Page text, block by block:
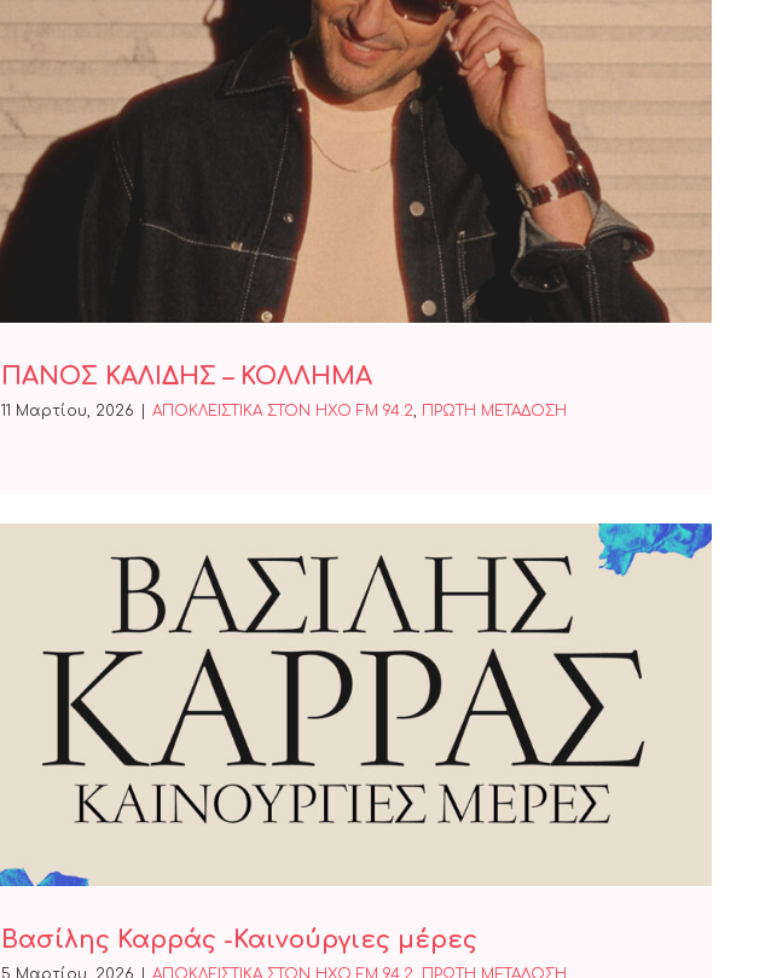
ΠΑΝΟΣ ΚΑΛΙΔΗΣ – ΚΟΛΛΗΜΑ
ΠΑΝΟΣ ΚΑΛΙΔΗΣ – ΚΟΛΛΗΜΑ
11 Μαρτίου, 2026 ΑΠΟΚΛΕΙΣΤΙΚΑ ΣΤΟΝ ΗΧΟ FM 94.2, ΠΡΩΤΗ ΜΕΤΑΔΟΣΗ
Βασίλης Καρράς -Καινούργιες μέρες
Βασίλης Καρράς -Καινούργιες μέρες
5 Μαρτίου, 2026 ΑΠΟΚΛΕΙΣΤΙΚΑ ΣΤΟΝ ΗΧΟ FM 94.2, ΠΡΩΤΗ ΜΕΤΑΔΟΣΗ